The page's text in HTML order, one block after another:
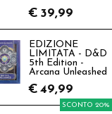
€ 39,99
EDIZIONE
LIMITATA - D&D
5th Edition -
Arcana Unleashed
€ 49,99
SCONTO 20%